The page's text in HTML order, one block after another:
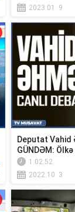
2023.01. 9
Deputat Vahid
GÜNDƏM:
Ermənist...
1:02:52
2022.10. 3